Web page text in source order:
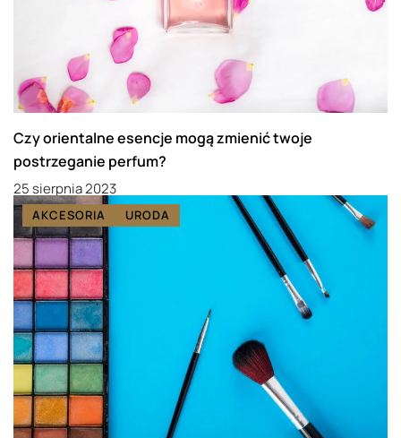
Czy orientalne esencje mogą zmienić twoje
postrzeganie perfum?
25 sierpnia 2023
AKCESORIA URODA